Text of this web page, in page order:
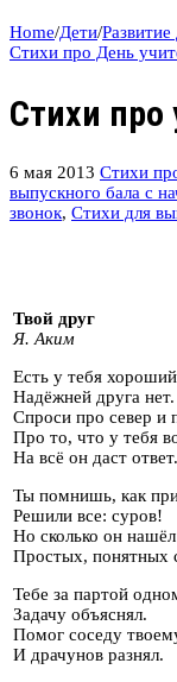
Home/Дети/Развитие
Стихи про День
Стихи про
6 мая 2013 Стихи
выпускного бала с
звонок, Стихи для
Твой друг
Я. Аким
Есть у тебя хороший
Надёжней друга нет.
Спроси про север и
Про то, что у тебя
На всё он даст ответ.
Ты помнишь, как
Решили все: суров!
Но сколько он нашёл
Простых, понятных
Тебе за партой
Задачу объяснял.
Помог соседу
И драчунов разнял.